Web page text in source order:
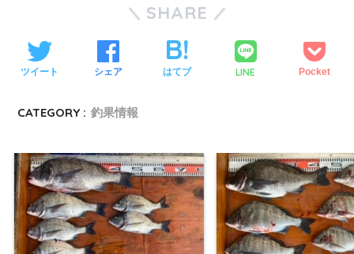
SHARE
ツイート シェア はてブ LINE Pocket
CATEGORY : 釣果情報